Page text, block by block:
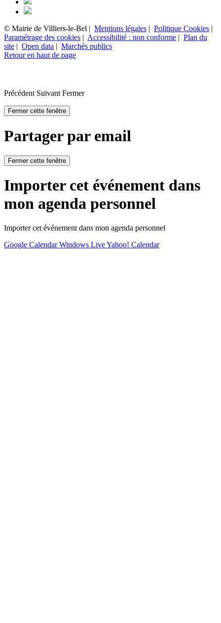
© Mairie de Villiers-le-Bel | Mentions légales | Politique Cookies |
Paramétrage des cookies | Accessibilité : non conforme | Plan du
site | Open data | Marchés publics
Retour en haut de page
Précédent Suivant Fermer
Fermer cette fenêtre
Partager par email
Fermer cette fenêtre
Importer cet événement dans
mon agenda personnel
Importer cet événement dans mon agenda personnel
Google CalendarWindows LiveYahoo! Calendar